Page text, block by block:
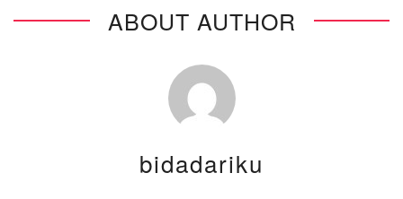
ABOUT AUTHOR
bidadariku